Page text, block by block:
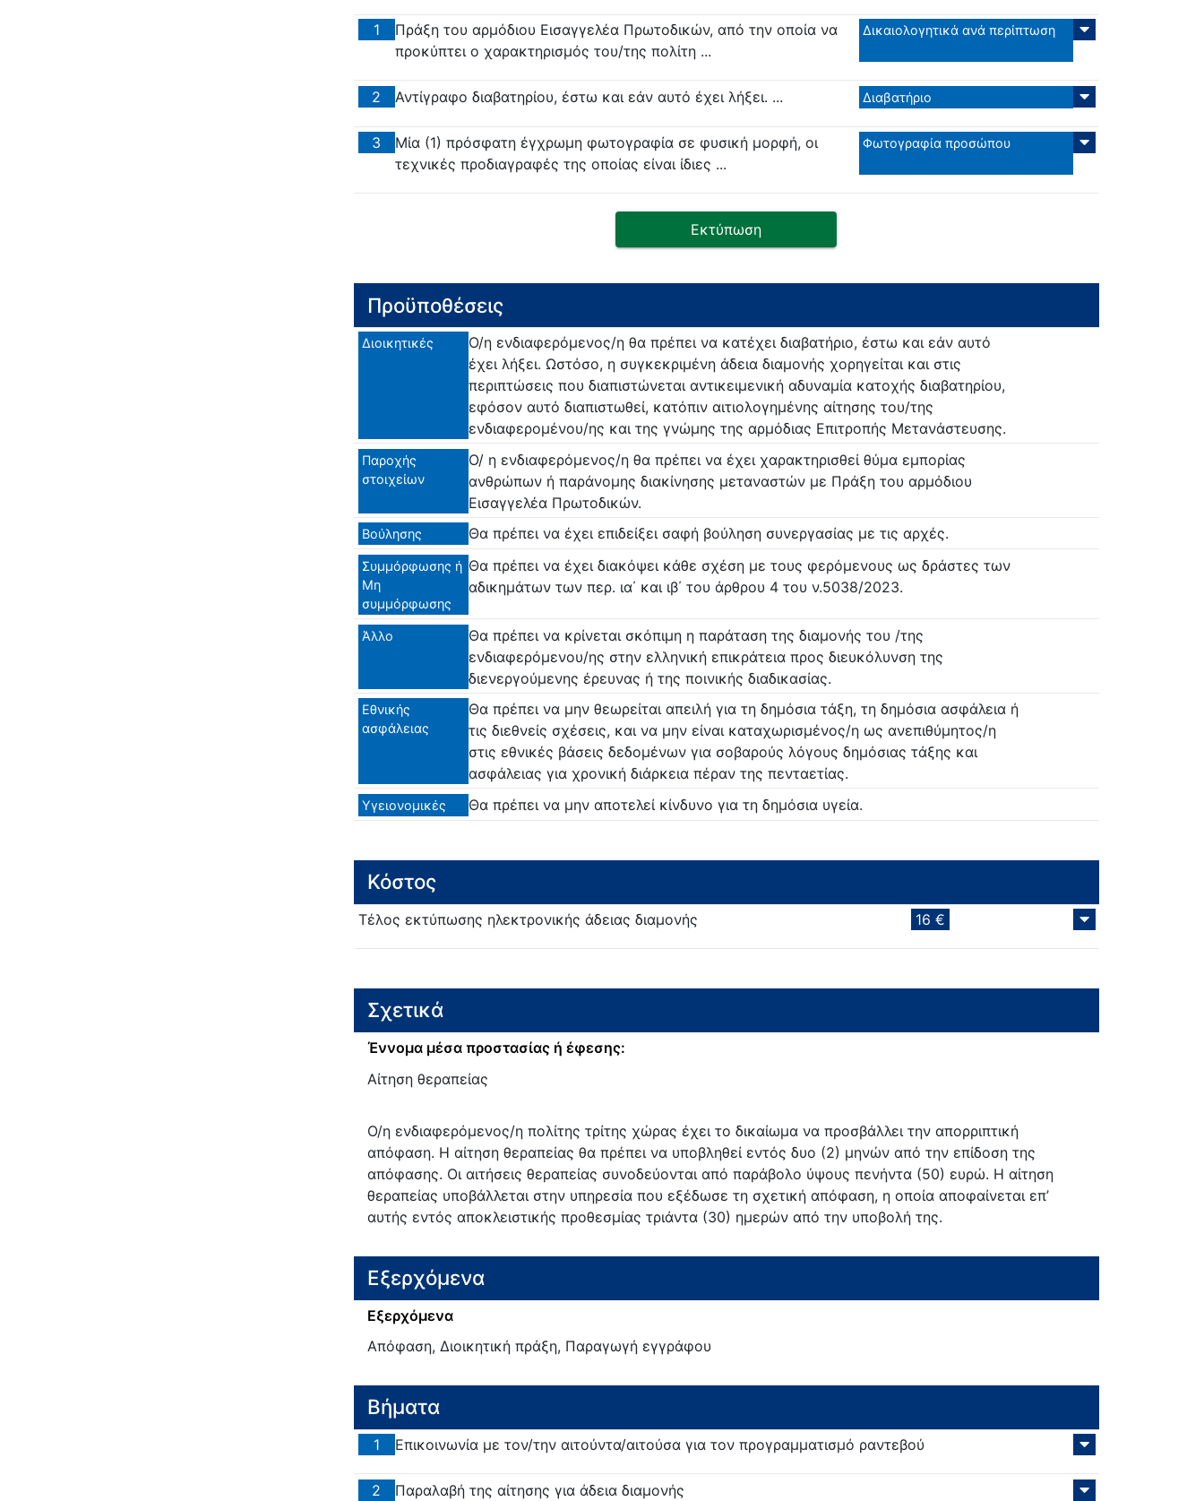
1
Πράξη του αρμόδιου Εισαγγελέα Πρωτοδικών, από την οποία να
προκύπτει ο χαρακτηρισμός του/της πολίτη ...
Δικαιολογητικά ανά περίπτωση
2 Αντίγραφο διαβατηρίου, έστω και εάν αυτό έχει λήξει. ... Διαβατήριο
3
Μία (1) πρόσφατη έγχρωμη φωτογραφία σε φυσική μορφή, οι
τεχνικές προδιαγραφές της οποίας είναι ίδιες ...
Φωτογραφία προσώπου
Εκτύπωση
Προϋποθέσεις
Διοικητικές
Ο/η ενδιαφερόμενος/η θα πρέπει να κατέχει διαβατήριο, έστω και εάν αυτό
έχει λήξει. Ωστόσο, η συγκεκριμένη άδεια διαμονής χορηγείται και στις
περιπτώσεις που διαπιστώνεται αντικειμενική αδυναμία κατοχής διαβατηρίου,
εφόσον αυτό διαπιστωθεί, κατόπιν αιτιολογημένης αίτησης του/της
ενδιαφερομένου/ης και της γνώμης της αρμόδιας Επιτροπής Μετανάστευσης.
Παροχής
στοιχείων
Ο/ η ενδιαφερόμενος/η θα πρέπει να έχει χαρακτηρισθεί θύμα εμπορίας
ανθρώπων ή παράνομης διακίνησης μεταναστών με Πράξη του αρμόδιου
Εισαγγελέα Πρωτοδικών.
Βούλησης Θα πρέπει να έχει επιδείξει σαφή βούληση συνεργασίας με τις αρχές.
Συμμόρφωσης ή
Μη
συμμόρφωσης
Θα πρέπει να έχει διακόψει κάθε σχέση με τους φερόμενους ως δράστες των
αδικημάτων των περ. ια΄ και ιβ΄ του άρθρου 4 του ν.5038/2023.
Άλλο
Θα πρέπει να κρίνεται σκόπιμη η παράταση της διαμονής του /της
ενδιαφερόμενου/ης στην ελληνική επικράτεια προς διευκόλυνση της
διενεργούμενης έρευνας ή της ποινικής διαδικασίας.
Εθνικής
ασφάλειας
Θα πρέπει να μην θεωρείται απειλή για τη δημόσια τάξη, τη δημόσια ασφάλεια ή
τις διεθνείς σχέσεις, και να μην είναι καταχωρισμένος/η ως ανεπιθύμητος/η
στις εθνικές βάσεις δεδομένων για σοβαρούς λόγους δημόσιας τάξης και
ασφάλειας για χρονική διάρκεια πέραν της πενταετίας.
Υγειονομικές Θα πρέπει να μην αποτελεί κίνδυνο για τη δημόσια υγεία.
Κόστος
Τέλος εκτύπωσης ηλεκτρονικής άδειας διαμονής 16 €
Σχετικά
Έννομα μέσα προστασίας ή έφεσης:
Αίτηση θεραπείας
Ο/η ενδιαφερόμενος/η πολίτης τρίτης χώρας έχει το δικαίωμα να προσβάλλει την απορριπτική
απόφαση. Η αίτηση θεραπείας θα πρέπει να υποβληθεί εντός δυο (2) μηνών από την επίδοση της
απόφασης. Οι αιτήσεις θεραπείας συνοδεύονται από παράβολο ύψους πενήντα (50) ευρώ. Η αίτηση
θεραπείας υποβάλλεται στην υπηρεσία που εξέδωσε τη σχετική απόφαση, η οποία αποφαίνεται επ’
αυτής εντός αποκλειστικής προθεσμίας τριάντα (30) ημερών από την υποβολή της.
Εξερχόμενα
Εξερχόμενα
Απόφαση, Διοικητική πράξη, Παραγωγή εγγράφου
Βήματα
1 Επικοινωνία με τον/την αιτούντα/αιτούσα για τον προγραμματισμό ραντεβού
2 Παραλαβή της αίτησης για άδεια διαμονής